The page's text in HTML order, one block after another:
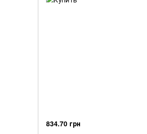
834.70 грн